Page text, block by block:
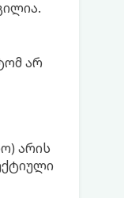
არ
არის